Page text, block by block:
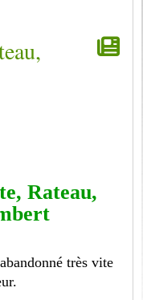
Rateau,
très vite